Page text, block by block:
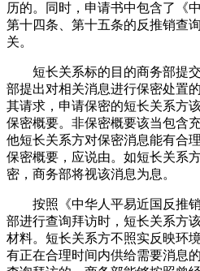
历的。同时，申请书中包含了《
第十四条、第十五条的反推销查
关。
短长关系标的目的商务部提交
部提出对相关消息进行保密处置
其请求，申请保密的短长关系方
保密概要。非保密概要该当包含
他短长关系方对保密消息能有合
保密概要，应说由。如短长关系
密，商务部将视该消息为息。
按照《中华人平易近国反推销
部进行查询拜访时，短长关系方
材料。短长关系方不照实反映环
有正在合理时间内供给需要消息